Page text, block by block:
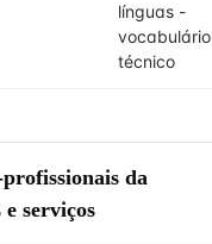
línguas -
vocabulário
técnico
da
serviços